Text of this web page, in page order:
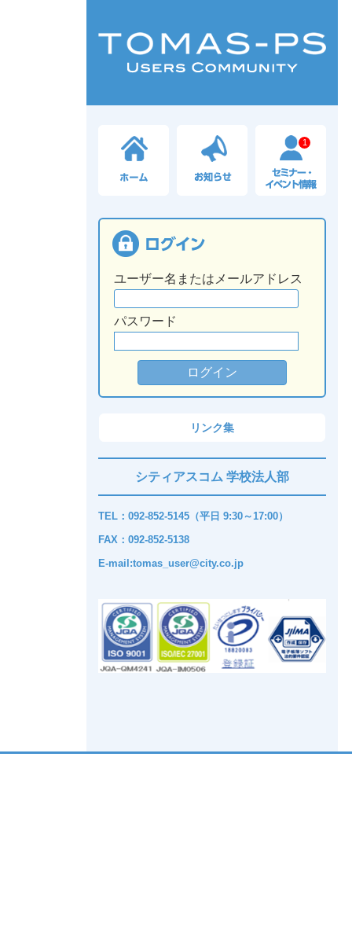
1
ユーザー名またはメールアドレス
パスワード
リンク集
シティアスコム 学校法人部
TEL：092-852-5145（平日 9:30～17:00）
FAX：092-852-5138
E-mail:tomas_user@city.co.jp